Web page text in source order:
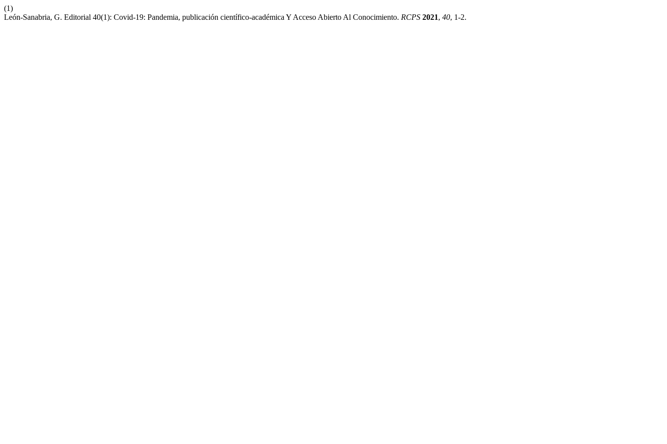
(1)
León-Sanabria, G. Editorial 40(1): Covid-19: Pandemia, publicación científico-académica Y Acceso Abierto Al Conocimiento. RCPS 2021, 40, 1-2.